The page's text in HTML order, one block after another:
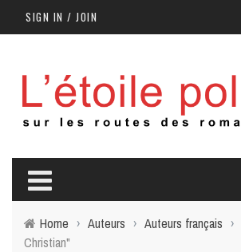
SIGN IN / JOIN
Home › Auteurs › Auteurs français ›
Christian"